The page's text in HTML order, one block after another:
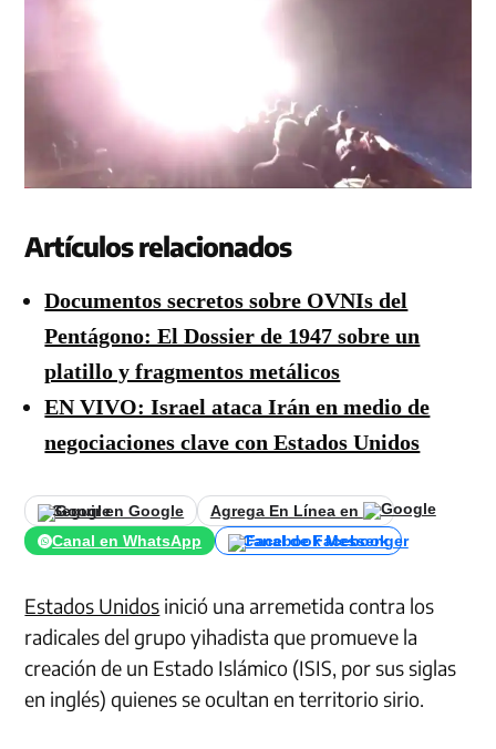
Artículos relacionados
Documentos secretos sobre OVNIs del
Pentágono: El Dossier de 1947 sobre un
platillo y fragmentos metálicos
EN VIVO: Israel ataca Irán en medio de
negociaciones clave con Estados Unidos
Seguir en Google
Agrega En Línea en
Canal en WhatsApp
Canal de Facebook
Estados Unidos inició una arremetida contra los
radicales delgrupoyihadista que promueve la
creación de un Estado Islámico (ISIS, por sus siglas
en inglés) quienes se ocultan en territorio sirio.